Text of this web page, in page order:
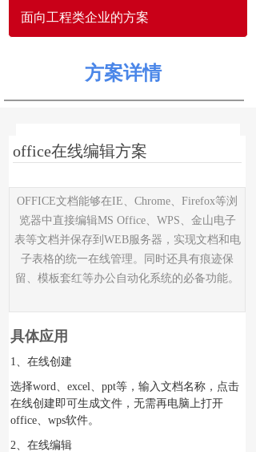
面向工程类企业的方案
方案详情
office在线编辑方案
OFFICE文档能够在IE、Chrome、Firefox等浏
览器中直接编辑MS Office、WPS、金山电子
表等文档并保存到WEB服务器，实现文档和电
子表格的统一在线管理。同时还具有痕迹保
留、模板套红等办公自动化系统的必备功能。
具体应用
1、在线创建
选择word、excel、ppt等，输入文档名称，点击
在线创建即可生成文件，无需再电脑上打开
office、wps软件。
2、在线编辑